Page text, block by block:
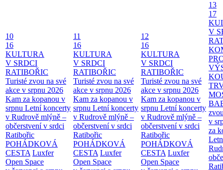
10
16
KULTURA
V SRDCI
RATIBOŘIC
Turisté zvou na své
akce v srpnu 2026
Kam za kopanou v
srpnu Letní koncerty
v Rudrově mlýně –
občerstvení v srdci
Ratibořic
POHÁDKOVÁ
CESTA Luxfer
Open Space
11
16
KULTURA
V SRDCI
RATIBOŘIC
Turisté zvou na své
akce v srpnu 2026
Kam za kopanou v
srpnu Letní koncerty
v Rudrově mlýně –
občerstvení v srdci
Ratibořic
POHÁDKOVÁ
CESTA Luxfer
Open Space
12
16
KULTURA
V SRDCI
RATIBOŘIC
Turisté zvou na své
akce v srpnu 2026
Kam za kopanou v
srpnu Letní koncerty
v Rudrově mlýně –
občerstvení v srdci
Ratibořic
POHÁDKOVÁ
CESTA Luxfer
Open Space
13
17
V
v
za